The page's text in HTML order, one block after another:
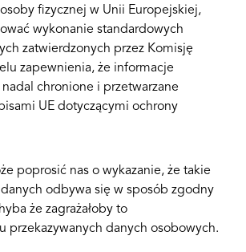
fizycznej w Unii Europejskiej,
wykonanie standardowych
zatwierdzonych przez Komisję
zapewnienia, że informacje
chronione i przetwarzane
UE dotyczącymi ochrony
poprosić nas o wykazanie, że takie
odbywa się w sposób zgodny
że zagrażałoby to
przekazywanych danych osobowych.